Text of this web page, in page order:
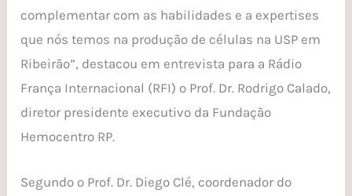
complementar com as habilidades e a expertises
que nós temos na produção de células na USP em
Ribeirão”, destacou em entrevista para a Rádio
França Internacional (RFI) o Prof. Dr. Rodrigo Calado,
diretor presidente executivo da Fundação
Hemocentro RP.
Segundo o Prof. Dr. Diego Clé, coordenador do